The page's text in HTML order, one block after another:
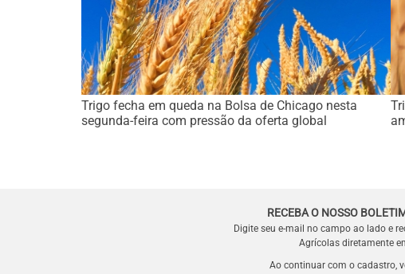
Trigo fecha em queda na Bolsa de Chicago nesta
segunda-feira com pressão da oferta global
RECEBA O NOSSO
Digite seu e-mail no campo ao lado e
Agrícolas diretamente
Ao continuar com o cadastro,